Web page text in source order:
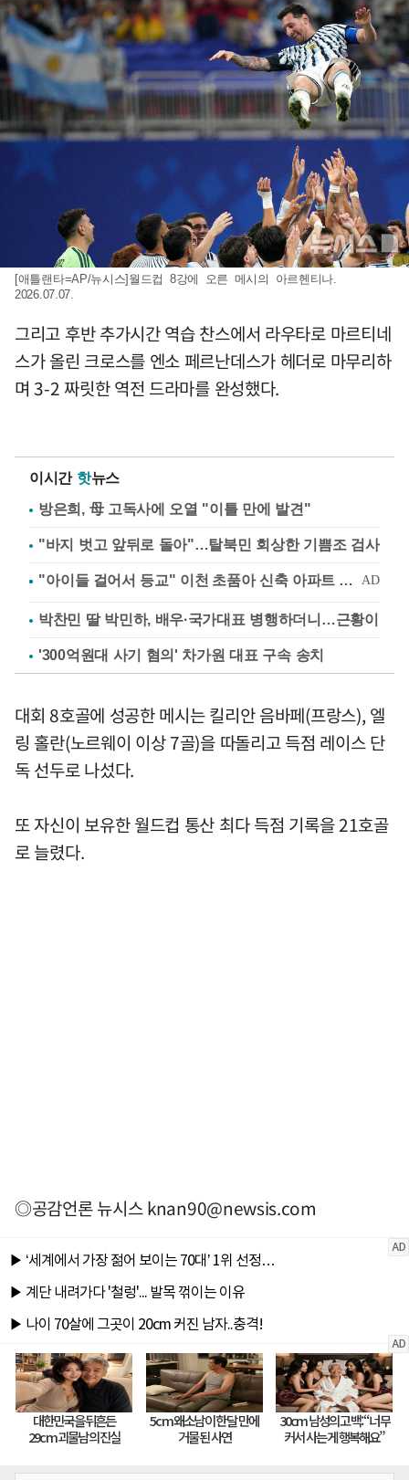
[애틀랜타=AP/뉴시스]월드컵 8강에 오른 메시의 아르헨티나.
2026.07.07.
그리고 후반 추가시간 역습 찬스에서 라우타로 마르티네
스가 올린 크로스를 엔소 페르난데스가 헤더로 마무리하
며 3-2 짜릿한 역전 드라마를 완성했다.
이시간 핫뉴스
방은희, 母 고독사에 오열 "이틀 만에 발견"
"바지 벗고 앞뒤로 돌아"…탈북민 회상한 기쁨조 검사
박찬민 딸 박민하, 배우·국가대표 병행하더니…근황이
'300억원대 사기 혐의' 차가원 대표 구속 송치
대회 8호골에 성공한 메시는 킬리안 음바페(프랑스), 엘
링 홀란(노르웨이 이상 7골)을 따돌리고 득점 레이스 단
독 선두로 나섰다.
또 자신이 보유한 월드컵 통산 최다 득점 기록을 21호골
로 늘렸다.
◎공감언론 뉴시스knan90@newsis.com